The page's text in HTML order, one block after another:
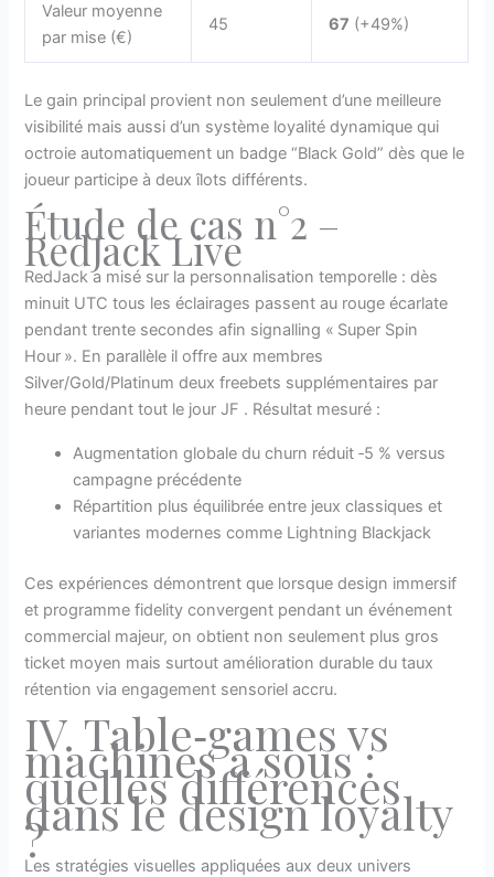
Valeur moyenne
par mise (€)
45 67 (+49%)
Le gain principal provient non seulement d’une meilleure
visibilité mais aussi d’un système loyalité dynamique qui
octroie automatiquement un badge “Black Gold” dès que le
joueur participe à deux îlots différents.
Étude de cas n°2 –
RedJack Live
RedJack a misé sur la personnalisation temporelle : dès
minuit UTC tous les éclairages passent au rouge écarlate
pendant trente secondes afin signalling « Super Spin
Hour ». En parallèle il offre aux membres
Silver/Gold/Platinum deux freebets supplémentaires par
heure pendant tout le jour JF . Résultat mesuré :
Augmentation globale du churn réduit ‑5 % versus
campagne précédente
Répartition plus équilibrée entre jeux classiques et
variantes modernes comme Lightning Blackjack
Ces expériences démontrent que lorsque design immersif
et programme fidelity convergent pendant un événement
commercial majeur, on obtient non seulement plus gros
ticket moyen mais surtout amélioration durable du taux
rétention via engagement sensoriel accru.
IV​.​ Table‑games vs
machines à sous :
quelles différences
dans le design loyalty
?
Les stratégies visuelles appliquées aux deux univers